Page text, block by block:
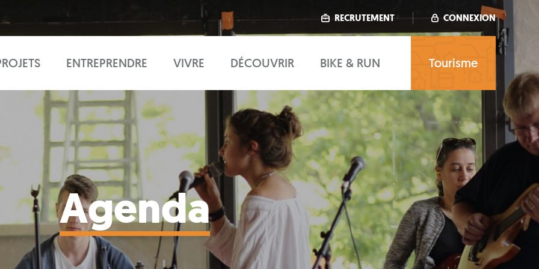
RECRUTEMENT CONNEXION
ENTREPRENDRE VIVRE DÉCOUVRIR BIKE & RUN Tourisme
Agenda